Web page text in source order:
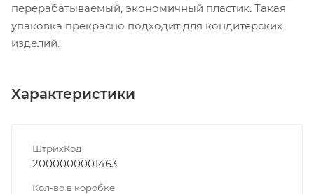
перерабатываемый, экономичный пластик. Такая
упаковка прекрасно подходит для кондитерских
изделий.
Характеристики
ШтрихКод
2000000001463
Кол-во в коробке